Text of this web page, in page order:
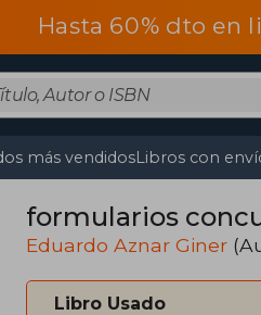
Hasta 60% dto
más vendidosLibros con
formularios
Eduardo Aznar Giner
Libro Usado